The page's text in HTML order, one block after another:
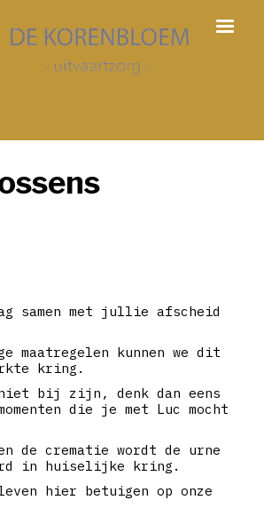
samen met jullie afscheid
maatregelen kunnen we dit
kring.
bij zijn, denk dan eens
die je met Luc mocht
de crematie wordt de urne
in huiselijke kring.
hier betuigen op onze